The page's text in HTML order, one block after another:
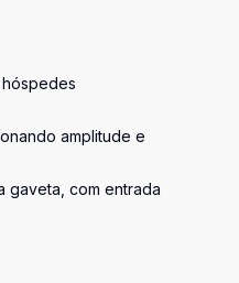
amplitude e
gaveta, com entrada